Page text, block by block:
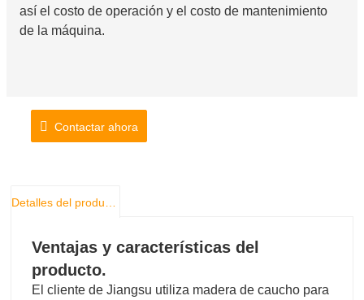
así el costo de operación y el costo de mantenimiento
de la máquina.
Contactar ahora
Detalles del producto
Ventajas y características del
producto.
El cliente de Jiangsu utiliza madera de caucho para